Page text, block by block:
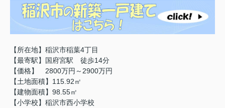
【所在地】稲沢市稲葉4丁目
【最寄駅】国府宮駅 徒歩14分
【価格】 2800万円～2900万円
【土地面積】115.92㎡
【建物面積】98.55㎡
【小学校】稲沢市西小学校